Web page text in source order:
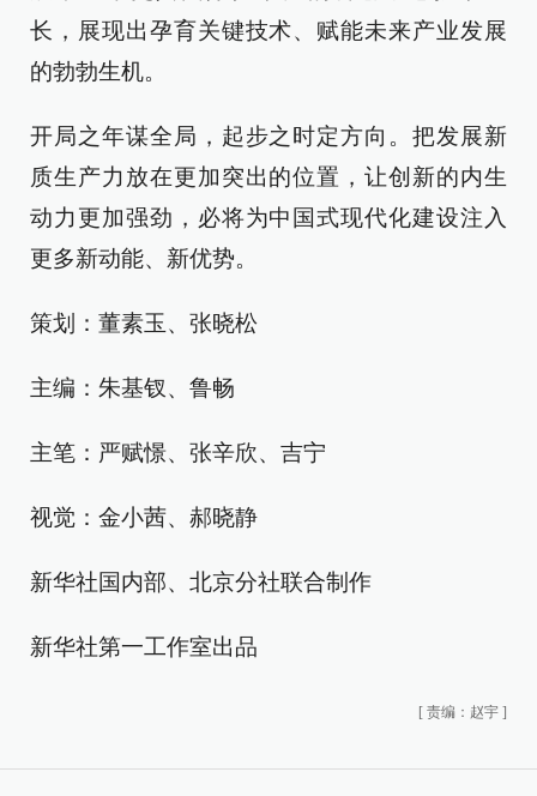
长，展现出孕育关键技术、赋能未来产业发展
的勃勃生机。
开局之年谋全局，起步之时定方向。把发展新
质生产力放在更加突出的位置，让创新的内生
动力更加强劲，必将为中国式现代化建设注入
更多新动能、新优势。
策划：董素玉、张晓松
主编：朱基钗、鲁畅
主笔：严赋憬、张辛欣、吉宁
视觉：金小茜、郝晓静
新华社国内部、北京分社联合制作
新华社第一工作室出品
[ 责编：赵宇 ]